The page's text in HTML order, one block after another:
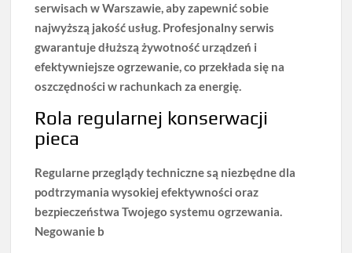
serwisach w Warszawie, aby zapewnić sobie
najwyższą jakość usług. Profesjonalny serwis
gwarantuje dłuższą żywotność urządzeń i
efektywniejsze ogrzewanie, co przekłada się na
oszczędności w rachunkach za energię.
Rola regularnej konserwacji
pieca
Regularne przeglądy techniczne są niezbędne dla
podtrzymania wysokiej efektywności oraz
bezpieczeństwa Twojego systemu ogrzewania.
Negowanie b